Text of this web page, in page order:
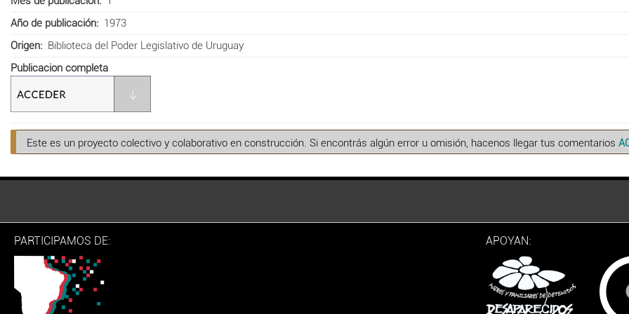
Año de publicación
1973
Origen
Biblioteca del Poder Legislativo de Uruguay
Publicacion completa
Este es un proyecto colectivo y colaborativo en construcción. Si encontrás algún error u omisión, hacenos llegar tus comentarios
PARTICIPAMOS DE: APOYAN: